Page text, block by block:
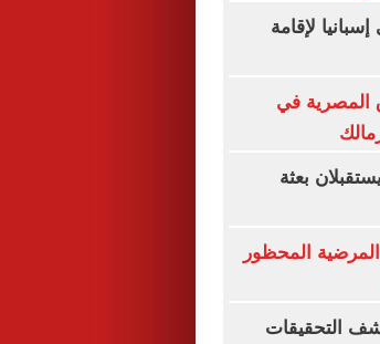
لإقامة
المصرية في
بعثة
المحظور
التحقيقات